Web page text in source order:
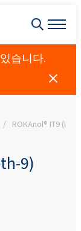
습니다.
ROKAnol® IT9
9)